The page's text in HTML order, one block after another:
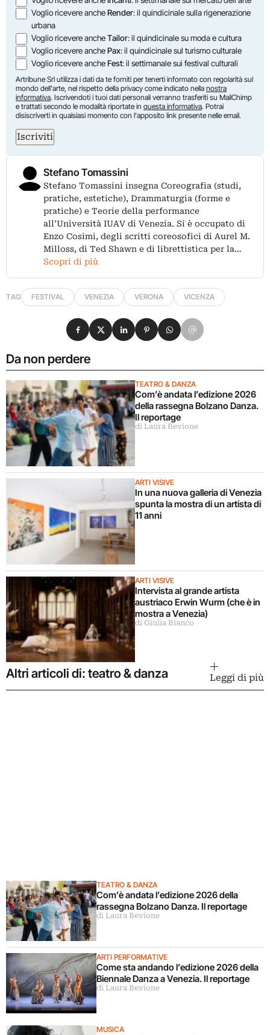
Voglio ricevere ancheRender: il quindicinale sulla rigenerazione
urbana
Voglio ricevere ancheTailor: il quindicinale su moda e cultura
Voglio ricevere anchePax: il quindicinale sul turismo culturale
Voglio ricevere ancheFest: il settimanale sui festival culturali
Artribune Srl utilizza i dati da te forniti per tenerti informato con regolarità sul
mondo dell'arte, nel rispetto della privacy come indicato nella nostra
informativa. Iscrivendoti i tuoi dati personali verranno trasferiti su MailChimp
e trattati secondo le modalità riportate in questa informativa. Potrai
disiscriverti in qualsiasi momento con l'apposito link presente nelle email.
Iscriviti
Stefano Tomassini
Stefano Tomassini insegna Coreografia (studi,
pratiche, estetiche), Drammaturgia (forme e
pratiche) e Teorie della performance
all’Università IUAV di Venezia. Si è occupato di
Enzo Cosimi, degli scritti coreosofici di Aurel M.
Milloss, di Ted Shawn e di librettistica per la…
Scopri di più
TAG FESTIVAL VENEZIA VERONA VICENZA
Da non perdere
TEATRO & DANZA
Com’è andata l’edizione 2026
della rassegna Bolzano Danza.
Il reportage
di Laura Bevione
ARTI VISIVE
In una nuova galleria di Venezia
spunta la mostra di un artista di
11 anni
ARTI VISIVE
Intervista al grande artista
austriaco Erwin Wurm (che è in
mostra a Venezia)
di Giulia Bianco
Condividi su Facebook
Condividi su X
Condividi su LinkedIn
Condividi su Pinterest
Condividi su WhatsApp
Condividi su Email
Altri articoli di: teatro & danza Leggi di più
TEATRO & DANZA
Com’è andata l’edizione 2026 della
rassegna Bolzano Danza. Il reportage
di Laura Bevione
ARTI PERFORMATIVE
Come sta andando l’edizione 2026 della
Biennale Danza a Venezia. Il reportage
di Laura Bevione
MUSICA